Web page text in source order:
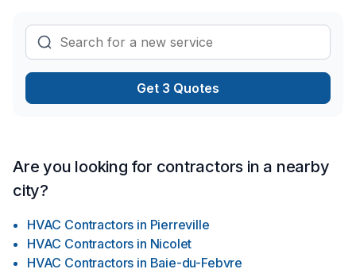
Get 3 Quotes
Are you looking for contractors in a nearby
city?
HVAC Contractors in Pierreville
HVAC Contractors in Nicolet
HVAC Contractors in Baie-du-Febvre